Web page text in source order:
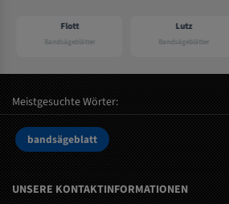
Flott
Bandsägeblätter
Lutz
Bandsägeblätter
Meistgesuchte Wörter:
bandsägeblatt
UNSERE KONTAKTINFORMATIONEN